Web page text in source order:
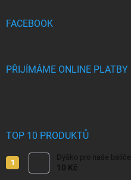
FACEBOOK
PŘIJÍMÁME ONLINE PLATBY
TOP 10 PRODUKTŮ
Dýško pro naše baliče
10 Kč